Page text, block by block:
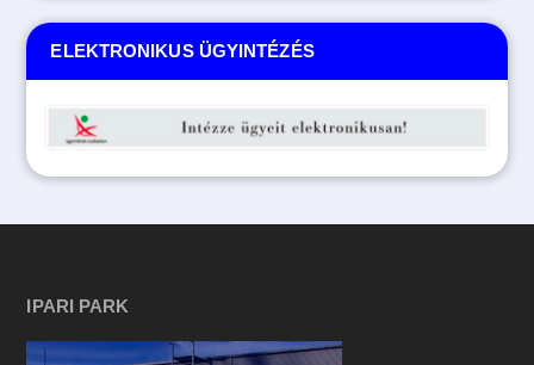
ELEKTRONIKUS ÜGYINTÉZÉS
IPARI PARK